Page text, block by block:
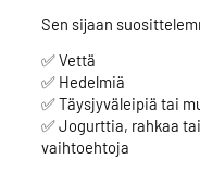
Sen sijaan
✅ Vettä
✅ Hedelmiä
✅ Täysjyväleipiä tai
✅ Jogurttia, rahkaa
vaihtoehtoja